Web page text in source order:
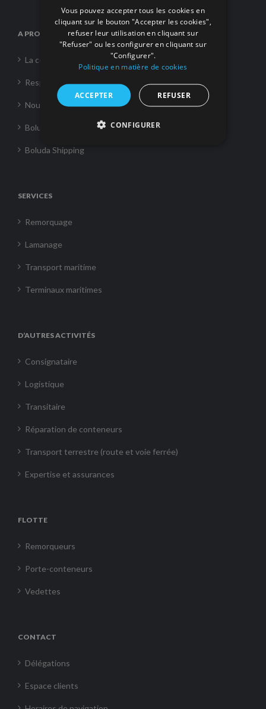
A PROPOS DE NOUS
La corporation
Responsabilité Sociale
Nouvelles
Boluda Towage
Boluda Shipping
SERVICES
Remorquage
Lamanage
Transport maritime
Terminaux maritimes
D’AUTRES ACTIVITÉS
Consignataire
Logistique
Transitaire
Réparation de conteneurs
Transport terrestre (route et voie ferrée)
Expertise et assurances
FLOTTE
Remorqueurs
Porte-conteneurs
Vedettes
CONTACT
Délégations
Espace clients
Vous pouvez accepter tous les cookies en
cliquant sur le bouton "Accepter les cookies",
refuser leur utilisation en cliquant sur
"Refuser" ou les configurer en cliquant sur
"Configurer".
Politique en matière de cookies
ACCEPTER REFUSER
CONFIGURER